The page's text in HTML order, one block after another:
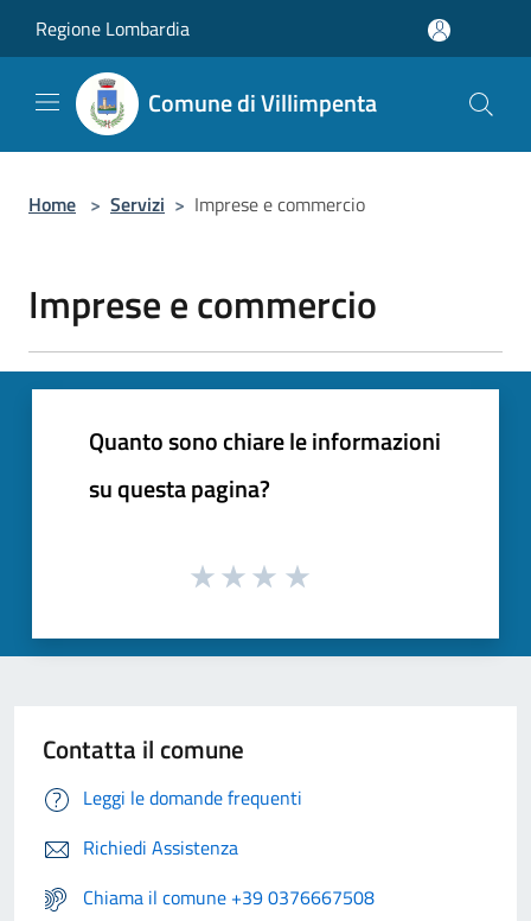
Regione Lombardia
Comune di Villimpenta
Home > Servizi > Imprese e commercio
Imprese e commercio
Quanto sono chiare le informazioni
su questa pagina?
Contatta il comune
Leggi le domande frequenti
Richiedi Assistenza
Chiama il comune +39 0376667508